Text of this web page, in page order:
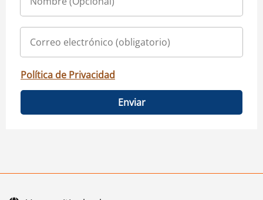
Política de Privacidad
Enviar